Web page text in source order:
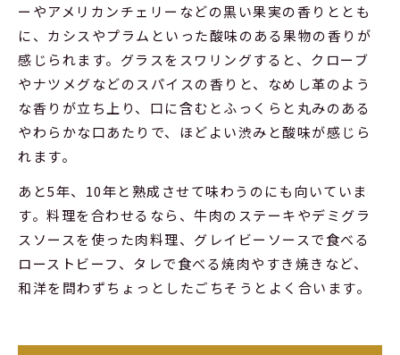
ーやアメリカンチェリーなどの黒い果実の香りととも
に、カシスやプラムといった酸味のある果物の香りが
感じられます。グラスをスワリングすると、クローブ
やナツメグなどのスパイスの香りと、なめし革のよう
な香りが立ち上り、口に含むとふっくらと丸みのある
やわらかな口あたりで、ほどよい渋みと酸味が感じら
れます。
あと5年、10年と熟成させて味わうのにも向いていま
す。料理を合わせるなら、牛肉のステーキやデミグラ
スソースを使った肉料理、グレイビーソースで食べる
ローストビーフ、タレで食べる焼肉やすき焼きなど、
和洋を問わずちょっとしたごちそうとよく合います。